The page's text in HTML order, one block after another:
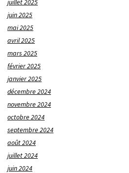
juillet 2025
juin 2025
mai 2025
avril 2025
mars 2025
février 2025
janvier 2025
décembre 2024
novembre 2024
octobre 2024
septembre 2024
août 2024
juillet 2024
juin 2024